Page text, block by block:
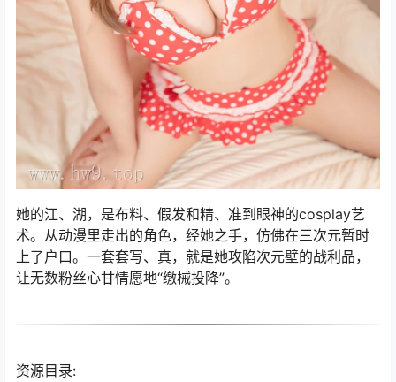
她的江、湖，是布料、假发和精、准到眼神的cosplay艺
术。从动漫里走出的角色，经她之手，仿佛在三次元暂时
上了户口。一套套写、真，就是她攻陷次元壁的战利品，
让无数粉丝心甘情愿地“缴械投降”。
资源目录: